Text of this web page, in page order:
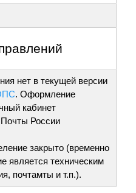
нет в текущей версии
. Оформление
кабинет
Почты России
закрыто (временно
является техническим
почтамты и т.п.).